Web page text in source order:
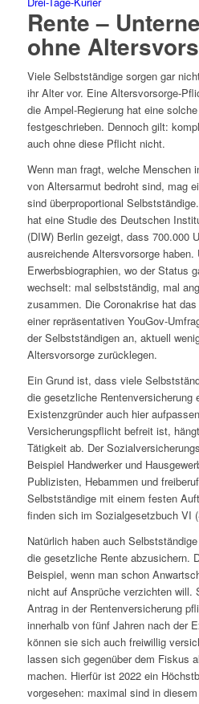
Rente –
ohne
Viele Selbstständige sorgen gar
ihr Alter vor. Eine Altersvorsorge-
die Ampel-Regierung hat eine
festgeschrieben. Dennoch gilt:
auch ohne diese Pflicht nicht.
Wenn man fragt, welche Menschen
von Altersarmut bedroht sind, mag
sind überproportional
hat eine Studie des Deutschen
(DIW) Berlin gezeigt, dass 700.000
ausreichende Altersvorsorge
Erwerbsbiographien, wo der Status
wechselt: mal selbstständig, mal
zusammen. Die Coronakrise hat
einer repräsentativen YouGov-
der Selbstständigen an, aktuell
Altersvorsorge zurücklegen.
Ein Grund ist, dass viele
die gesetzliche Rentenversicherung
Existenzgründer auch hier
Versicherungspflicht befreit ist,
Tätigkeit ab. Der
Beispiel Handwerker und
Publizisten, Hebammen und
Selbstständige mit einem festen
finden sich im Sozialgesetzbuch VI
Natürlich haben auch
die gesetzliche Rente abzusichern.
Beispiel, wenn man schon
nicht auf Ansprüche verzichten will.
Antrag in der Rentenversicherung
innerhalb von fünf Jahren nach der
können sie sich auch freiwillig
lassen sich gegenüber dem Fiskus
machen. Hierfür ist 2022 ein
vorgesehen: maximal sind in